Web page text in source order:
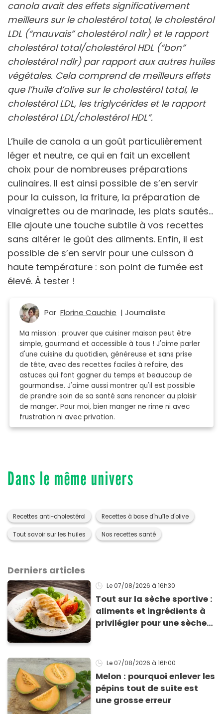
canola avait des effets significativement
meilleurs sur le cholestérol total, le cholestérol
LDL (“mauvais” cholestérol ndlr) et le rapport
cholestérol total/cholestérol HDL (“bon”
cholestérol ndlr) par rapport aux autres huiles
végétales. Cela comprend de meilleurs effets
que l’huile d’olive sur le cholestérol total, le
cholestérol LDL, les triglycérides et le rapport
cholestérol LDL/cholestérol HDL”.
L’huile de canola a un goût particulièrement
léger et neutre, ce qui en fait un excellent
choix pour de nombreuses préparations
culinaires. Il est ainsi possible de s’en servir
pour la cuisson, la friture, la préparation de
vinaigrettes ou de marinade, les plats sautés…
Elle ajoute une touche subtile à vos recettes
sans altérer le goût des aliments. Enfin, il est
possible de s’en servir pour une cuisson à
haute température : son point de fumée est
élevé. À tester !
Par Florine Cauchie | Journaliste
Ma mission : prouver que cuisiner maison peut être
simple, gourmand et accessible à tous ! J'aime parler
d'une cuisine du quotidien, généreuse et sans prise
de tête, avec des recettes faciles à refaire, des
astuces qui font gagner du temps et beaucoup de
gourmandise. J'aime aussi montrer qu'il est possible
de prendre soin de sa santé sans renoncer au plaisir
de manger. Pour moi, bien manger ne rime ni avec
frustration ni avec privation.
Dans le même univers
Recettes anti-cholestérol Recettes à base d'huîle d'olive
Tout savoir sur les huiles Nos recettes santé
Derniers articles
Le 07/08/2026 à 16h30
Tout sur la sèche sportive :
aliments et ingrédients à
privilégier pour une sèche
Le 07/08/2026 à 16h00
Melon : pourquoi enlever les
pépins tout de suite est
une grosse erreur